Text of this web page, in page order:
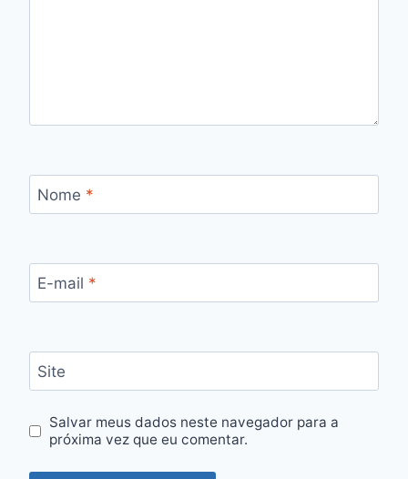
Nome *
E-mail *
Site
Salvar meus dados neste navegador para a
próxima vez que eu comentar.